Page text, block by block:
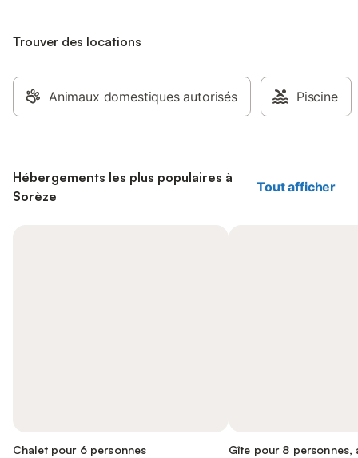
Trouver des locations
Animaux domestiques autorisés Piscine
Hébergements les plus populaires à
Sorèze
Tout afficher
Chalet pour 6 personnes
Gîte pour 8 personnes,